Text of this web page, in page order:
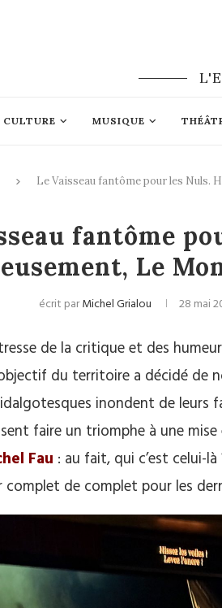
CULTURE MUSIQUE
Le Vaisseau fantôme pour les Nuls.
Opéra
fantôme
Le
écrit parMichel Grialou 28 mai
de la critique et des
du territoire a décidé de
inondent de leurs
faire un triomphe à une mise
Fau : au fait, qui c’est celui-
de complet pour les